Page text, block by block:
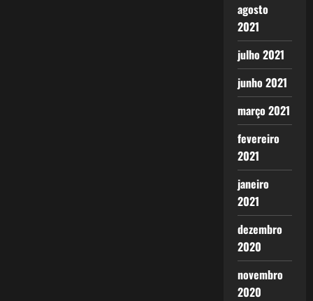
agosto
2021
julho 2021
junho 2021
março 2021
fevereiro
2021
janeiro
2021
dezembro
2020
novembro
2020